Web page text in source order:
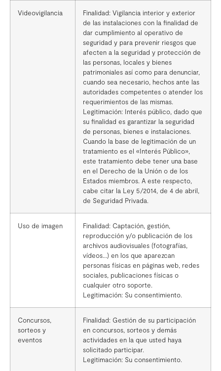
Videovigilancia
Finalidad: Vigilancia interior y exterior
de las instalaciones con la finalidad de
dar cumplimiento al operativo de
seguridad y para prevenir riesgos que
afecten a la seguridad y protección de
las personas, locales y bienes
patrimoniales así como para denunciar,
cuando sea necesario, hechos ante las
autoridades competentes o atender los
requerimientos de las mismas.
Legitimación: Interés público, dado que
su finalidad es garantizar la seguridad
de personas, bienes e instalaciones.
Cuando la base de legitimación de un
tratamiento es el «Interés Público»,
este tratamiento debe tener una base
en el Derecho de la Unión o de los
Estados miembros. A este respecto,
cabe citar la Ley 5/2014, de 4 de abril,
de Seguridad Privada.
Uso de imagen
Finalidad: Captación, gestión,
reproducción y/o publicación de los
archivos audiovisuales (fotografías,
vídeos…) en los que aparezcan
personas físicas en páginas web, redes
sociales, publicaciones físicas o
cualquier otro soporte.
Legitimación: Su consentimiento.
Concursos,
sorteos y
eventos
Finalidad: Gestión de su participación
en concursos, sorteos y demás
actividades en la que usted haya
solicitado participar.
Legitimación: Su consentimiento.